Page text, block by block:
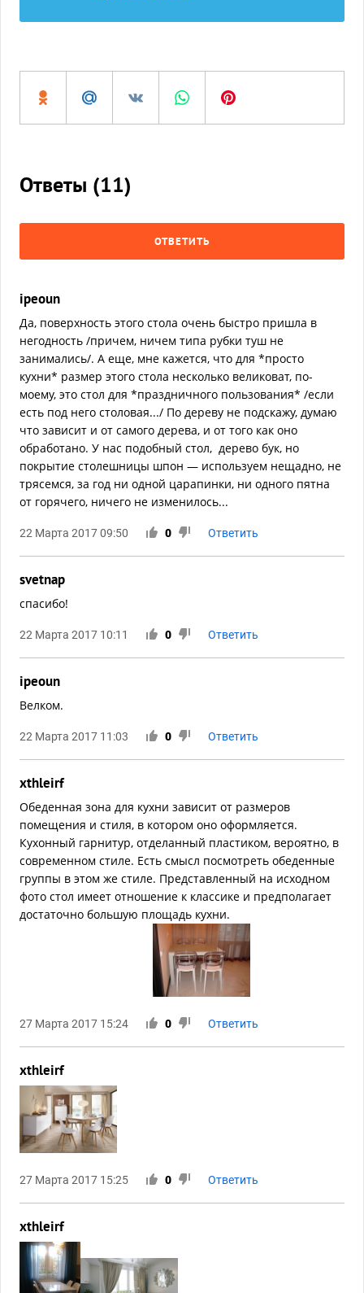
Ответы (11)
ОТВЕТИТЬ
ipeoun
Да, поверхность этого стола очень быстро пришла в
негодность /причем, ничем типа рубки туш не
занимались/. А еще, мне кажется, что для *просто
кухни* размер этого стола несколько великоват, по-
моему, это стол для *праздничного пользования* /если
есть под него столовая.../ По дереву не подскажу, думаю
что зависит и от самого дерева, и от того как оно
обработано. У нас подобный стол, дерево бук, но
покрытие столешницы шпон — используем нещадно, не
трясемся, за год ни одной царапинки, ни одного пятна
от горячего, ничего не изменилось...
22 Марта 2017 09:50 0 Ответить
svetnap
спасибо!
22 Марта 2017 10:11 0 Ответить
ipeoun
Велком.
22 Марта 2017 11:03 0 Ответить
xthleirf
Обеденная зона для кухни зависит от размеров
помещения и стиля, в котором оно оформляется.
Кухонный гарнитур, отделанный пластиком, вероятно, в
современном стиле. Есть смысл посмотреть обеденные
группы в этом же стиле. Представленный на исходном
фото стол имеет отношение к классике и предполагает
достаточно большую площадь кухни.
27 Марта 2017 15:24 0 Ответить
xthleirf
27 Марта 2017 15:25 0 Ответить
xthleirf